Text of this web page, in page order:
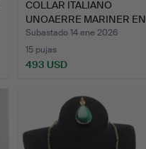
COLLAR ITALIANO
UNOAERRE MARINER EN
ORO DE…
Subastado 14 ene 2026
15 pujas
493 USD